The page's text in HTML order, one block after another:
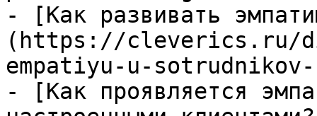
- [Как развивать
(https://cleverics.ru/
empatiyu-u-
- [Как проявляется